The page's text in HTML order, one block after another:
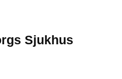
Sjukhus